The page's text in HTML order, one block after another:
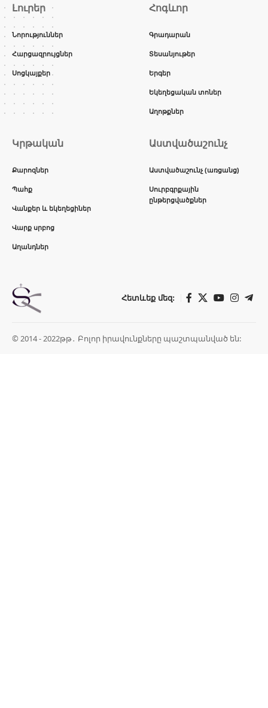
Լուրեր
Նորություններ
Հարցազրույցներ
Սոցկայքեր
Հոգևոր
Գրադարան
Տեսանյութեր
Երգեր
Եկեղեցական տոներ
Աղոթքներ
Կրթական
Քարոզներ
Պահք
Վանքեր և եկեղեցիներ
Վարք սրբոց
Աղանդներ
Աստվածաշունչ
Աստվածաշունչ (առցանց)
Սուրբգրքային
ընթերցվածքներ
Հետևեք մեզ:
© 2014 - 2022թթ․ Բոլոր իրավունքները պաշտպանված են: